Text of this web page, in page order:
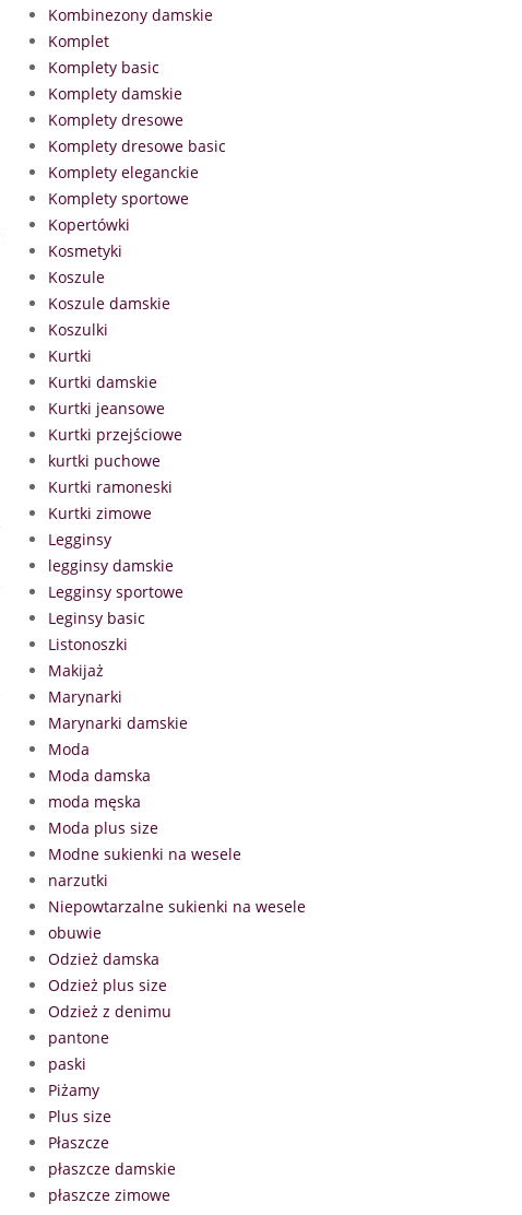
Kombinezony damskie
Komplet
Komplety basic
Komplety damskie
Komplety dresowe
Komplety dresowe basic
Komplety eleganckie
Komplety sportowe
Kopertówki
Kosmetyki
Koszule
Koszule damskie
Koszulki
Kurtki
Kurtki damskie
Kurtki jeansowe
Kurtki przejściowe
kurtki puchowe
Kurtki ramoneski
Kurtki zimowe
Legginsy
legginsy damskie
Legginsy sportowe
Leginsy basic
Listonoszki
Makijaż
Marynarki
Marynarki damskie
Moda
Moda damska
moda męska
Moda plus size
Modne sukienki na wesele
narzutki
Niepowtarzalne sukienki na wesele
obuwie
Odzież damska
Odzież plus size
Odzież z denimu
pantone
paski
Piżamy
Plus size
Płaszcze
płaszcze damskie
płaszcze zimowe